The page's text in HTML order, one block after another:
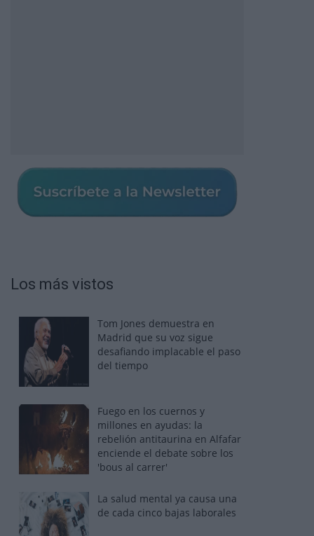
Los más vistos
Tom Jones demuestra en
Madrid que su voz sigue
desafiando implacable el paso
del tiempo
Fuego en los cuernos y
millones en ayudas: la
rebelión antitaurina en Alfafar
enciende el debate sobre los
'bous al carrer'
La salud mental ya causa una
de cada cinco bajas laborales